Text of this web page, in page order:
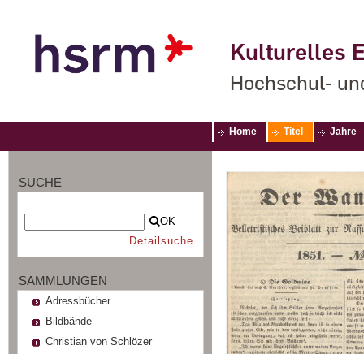
Kulturelles
Hochschul-
Home Titel Jahre
SUCHE
OK
Detailsuche
SAMMLUNGEN
Adressbücher
Bildbände
Christian von Schlözer